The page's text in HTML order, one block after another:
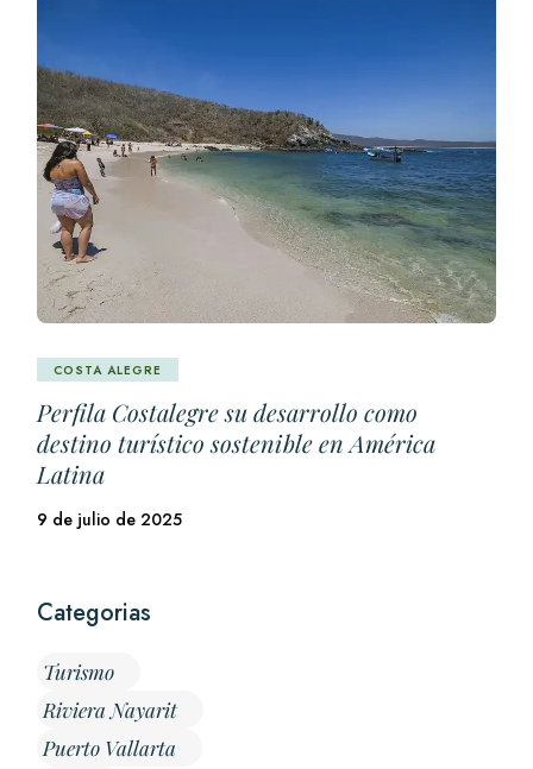
COSTA ALEGRE
Perfila Costalegre su desarrollo como
destino turístico sostenible en América
Latina
9 de julio de 2025
Categorias
Turismo
Riviera Nayarit
Puerto Vallarta